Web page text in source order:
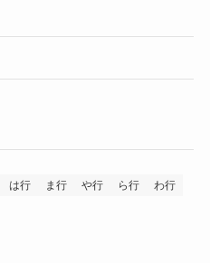
は行 ま行 や行 ら行 わ行